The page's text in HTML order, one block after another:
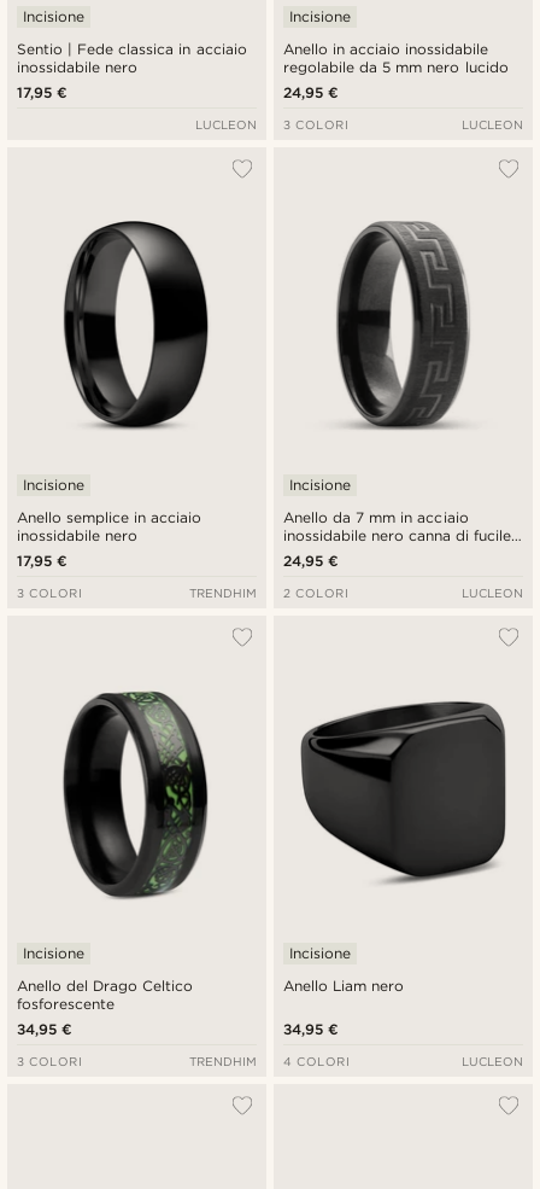
Sentio | Fede classica in acciaio
inossidabile nero
Incisione
17,95 €
LUCLEON
Anello in acciaio inossidabile
regolabile da 5 mm nero lucido
Incisione
24,95 €
3 COLORI LUCLEON
Anello semplice in acciaio
inossidabile nero
Incisione
17,95 €
3 COLORI TRENDHIM
Anello da 7 mm in acciaio
inossidabile nero canna di fucile
con motivo a meandro
Incisione
24,95 €
2 COLORI LUCLEON
Anello del Drago Celtico
fosforescente
Incisione
34,95 €
3 COLORI TRENDHIM
Anello Liam nero
Incisione
34,95 €
4 COLORI LUCLEON